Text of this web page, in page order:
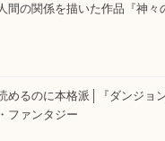
間の関係を描いた作品『神々
めるのに本格派│『ダンジョ
ファンタジー